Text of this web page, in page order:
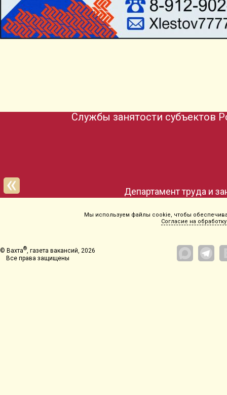
Службы занятости субъектов
Мы используем файлы cookie, чтобы
Согласие на обработку
© Вахта® , газета вакансий, 2026
Все права защищены